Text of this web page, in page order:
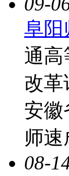
阜阳
通高
改革
安徽
师
08-